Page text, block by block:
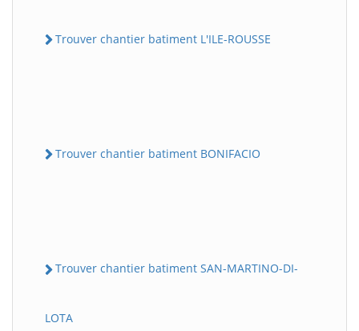
Trouver chantier batiment L'ILE-ROUSSE
Trouver chantier batiment BONIFACIO
Trouver chantier batiment SAN-MARTINO-DI-
LOTA